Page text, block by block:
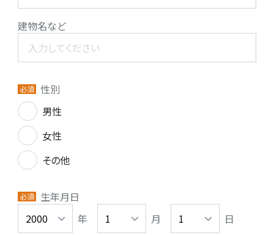
建物名など
必須
性別
男性
女性
その他
必須
生年月日
年
月 日